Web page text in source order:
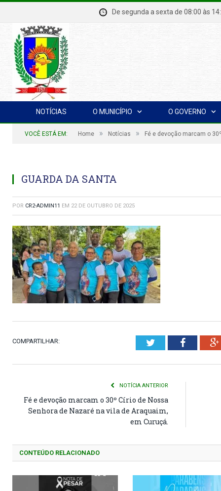
De segunda a sexta de 08:00
NOTÍCIAS O MUNICÍPIO O GOVERNO
VOCÊ ESTÁ EM: Home » Notícias » Fé e devoção marcam o
GUARDA DA SANTA
POR CR2-ADMIN11 EM 22 DE OUTUBRO DE 2025
COMPARTILHAR: Twitter
NOTÍCIA ANTERIOR
Fé e devoção marcam o 30º Círio de Nossa
Senhora de Nazaré na vila de Araquaim,
em Curuçá.
CONTEÚDO RELACIONADO